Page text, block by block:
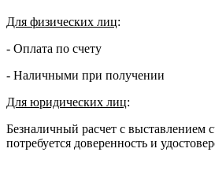
Для физических лиц:
- Оплата по счету
- Наличными при получении
Для юридических лиц:
Безналичный расчет с выставлением
потребуется доверенность и